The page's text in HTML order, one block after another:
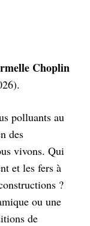
Choplin
polluants au
des
vivons. Qui
et les fers à
?
ou une
de